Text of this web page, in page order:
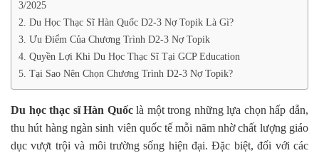
3/2025
2. Du Học Thạc Sĩ Hàn Quốc D2-3 Nợ Topik Là Gì?
3. Ưu Điểm Của Chương Trình D2-3 Nợ Topik
4. Quyền Lợi Khi Du Học Thạc Sĩ Tại GCP Education
5. Tại Sao Nên Chọn Chương Trình D2-3 Nợ Topik?
Du học thạc sĩ Hàn Quốclà một trong những lựa chọn hấp dẫn,
thu hút hàng ngàn sinh viên quốc tế mỗi năm nhờ chất lượng giáo
dục vượt trội và môi trường sống hiện đại. Đặc biệt, đối với các